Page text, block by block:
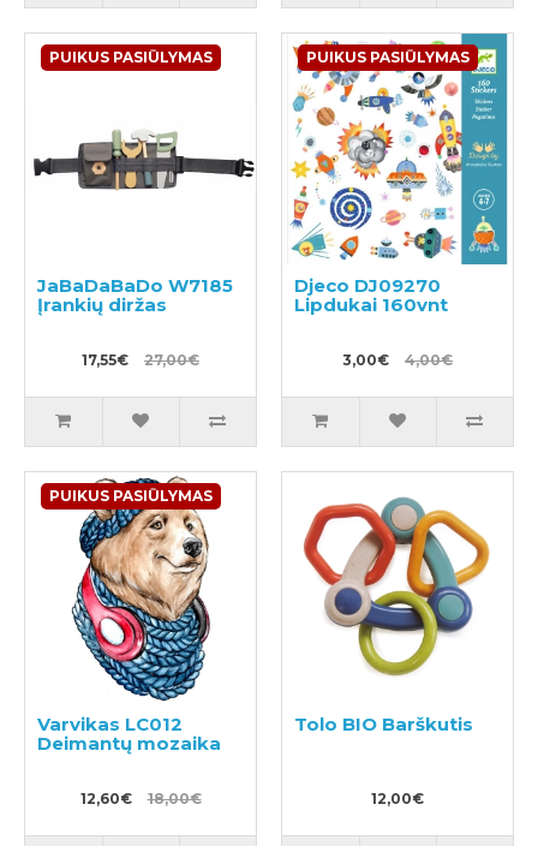
PUIKUS PASIŪLYMAS
JaBaDaBaDo W7185
Įrankių diržas
17,55€ 27,00€
PUIKUS PASIŪLYMAS
Djeco DJ09270
Lipdukai 160vnt
3,00€ 4,00€
PUIKUS PASIŪLYMAS
Varvikas LC012
Deimantų mozaika
12,60€ 18,00€
Tolo BIO Barškutis
12,00€